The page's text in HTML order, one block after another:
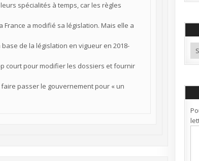
spécialités à temps, car les règles
France a modifié sa législation. Mais elle a
de la législation en vigueur en 2018-
court pour modifier les dossiers et fournir
passer le gouvernement pour « un